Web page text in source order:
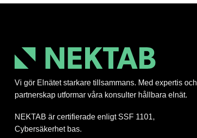
Vi gör Elnätet starkare tillsammans. Med expertis och
partnerskap utformar våra konsulter hållbara elnät.
NEKTAB är certifierade enligt SSF 1101,
Cybersäkerhet bas.